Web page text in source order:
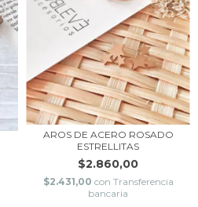
AROS DE ACERO ROSADO
ESTRELLITAS
$2.860,00
$2.431,00 con Transferencia
bancaria